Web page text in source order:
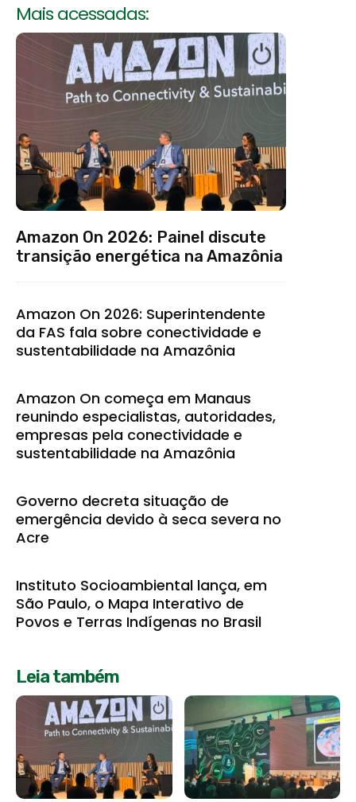
Mais acessadas:
Amazon On 2026: Painel discute
transição energética na Amazônia
Amazon On 2026: Superintendente
da FAS fala sobre conectividade e
sustentabilidade na Amazônia
Amazon On começa em Manaus
reunindo especialistas, autoridades,
empresas pela conectividade e
sustentabilidade na Amazônia
Governo decreta situação de
emergência devido à seca severa no
Acre
Instituto Socioambiental lança, em
São Paulo, o Mapa Interativo de
Povos e Terras Indígenas no Brasil
Leia também